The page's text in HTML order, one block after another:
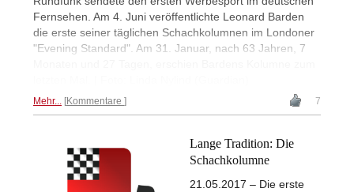
Fernsehen. Am 4. Juni veröffentlichte Leonard Barden
die erste seiner täglichen Schachkolumnen im Londoner
"Evening Standard". Am 31. Januar, nach 63 Jahren, 7
Mehr... Kommentare 7
Lange Tradition: Die
Schachkolumne
21.05.2017 – Die erste